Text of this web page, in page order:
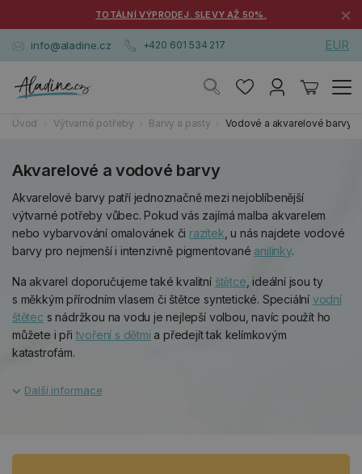
TOTÁLNÍ VÝPRODEJ. SLEVY AŽ 50%. ×
info@aladine.cz +420 601 534 217 EUR
Úvod Výtvarné potřeby Barvy a pasty Vodové a akvarelové barvy
Akvarelové a vodové barvy
Akvarelové barvy patří jednoznačně mezi nejoblíbenější
výtvarné potřeby vůbec. Pokud vás zajímá malba akvarelem
nebo vybarvování omalovánek či razítek , u nás najdete vodové
barvy pro nejmenší i intenzivně pigmentované anilinky.
Na akvarel doporučujeme také kvalitní štětce , ideální jsou ty
s měkkým přírodním vlasem či štětce syntetické. Speciální vodní
štětec s nádržkou na vodu je nejlepší volbou, navíc použít ho
můžete i přitvoření s dětmi a předejít tak kelímkovým
katastrofám.